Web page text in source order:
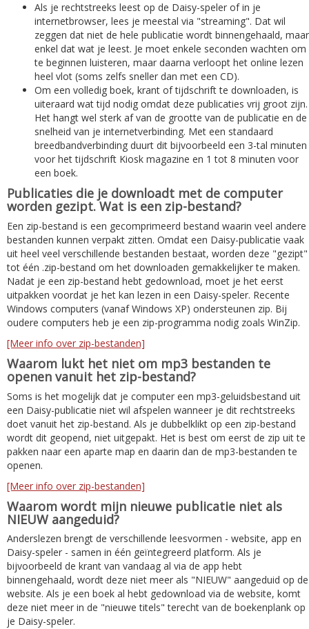
Als je rechtstreeks leest op de Daisy-speler of in je
internetbrowser, lees je meestal via "streaming". Dat wil
zeggen dat niet de hele publicatie wordt binnengehaald, maar
enkel dat wat je leest. Je moet enkele seconden wachten om
te beginnen luisteren, maar daarna verloopt het online lezen
heel vlot (soms zelfs sneller dan met een CD).
Om een volledig boek, krant of tijdschrift te downloaden, is
uiteraard wat tijd nodig omdat deze publicaties vrij groot zijn.
Het hangt wel sterk af van de grootte van de publicatie en de
snelheid van je internetverbinding. Met een standaard
breedbandverbinding duurt dit bijvoorbeeld een 3-tal minuten
voor het tijdschrift Kiosk magazine en 1 tot 8 minuten voor
een boek.
Publicaties die je downloadt met de computer
worden gezipt. Wat is een zip-bestand?
Een zip-bestand is een gecomprimeerd bestand waarin veel andere
bestanden kunnen verpakt zitten. Omdat een Daisy-publicatie vaak
uit heel veel verschillende bestanden bestaat, worden deze "gezipt"
tot één .zip-bestand om het downloaden gemakkelijker te maken.
Nadat je een zip-bestand hebt gedownload, moet je het eerst
uitpakken voordat je het kan lezen in een Daisy-speler. Recente
Windows computers (vanaf Windows XP) ondersteunen zip. Bij
oudere computers heb je een zip-programma nodig zoals WinZip.
[Meer info over zip-bestanden]
Waarom lukt het niet om mp3 bestanden te
openen vanuit het zip-bestand?
Soms is het mogelijk dat je computer een mp3-geluidsbestand uit
een Daisy-publicatie niet wil afspelen wanneer je dit rechtstreeks
doet vanuit het zip-bestand. Als je dubbelklikt op een zip-bestand
wordt dit geopend, niet uitgepakt. Het is best om eerst de zip uit te
pakken naar een aparte map en daarin dan de mp3-bestanden te
openen.
[Meer info over zip-bestanden]
Waarom wordt mijn nieuwe publicatie niet als
NIEUW aangeduid?
Anderslezen brengt de verschillende leesvormen - website, app en
Daisy-speler - samen in één geïntegreerd platform. Als je
bijvoorbeeld de krant van vandaag al via de app hebt
binnengehaald, wordt deze niet meer als "NIEUW" aangeduid op de
website. Als je een boek al hebt gedownload via de website, komt
deze niet meer in de "nieuwe titels" terecht van de boekenplank op
je Daisy-speler.